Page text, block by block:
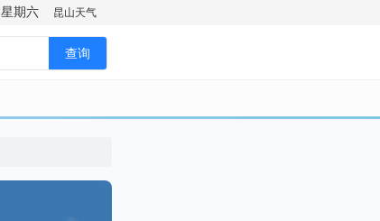
星期六 昆山天气
查询